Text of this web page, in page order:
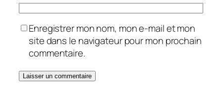
Enregistrer mon nom, mon e-mail et mon
site dans le navigateur pour mon prochain
commentaire.